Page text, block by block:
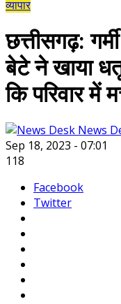
व्यापार
छत्तीसगढ़:
बेटे ने खाया
कि परिवार में
News
Sep 18, 2023 - 07:01
118
Facebook
Twitter